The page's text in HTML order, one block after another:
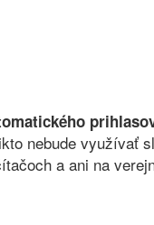
nebude využívať
a ani na